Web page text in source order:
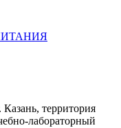
Казань, территория
лабораторный